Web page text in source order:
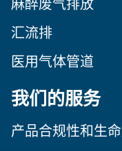
麻醉废气排放
汇流排
医用气体管道
我们的服务
产品合规性和生